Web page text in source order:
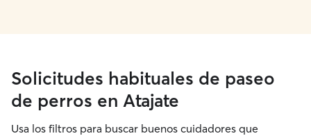
Solicitudes habituales de paseo
de perros en Atajate
Usa los filtros para buscar buenos cuidadores que